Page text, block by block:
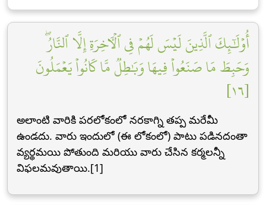
أُوْلَٰٓئِكَ ٱلَّذِينَ لَيۡسَ لَهُمۡ فِي ٱلۡأٓخِرَةِ إِلَّا ٱلنَّارُۖ
وَحَبِطَ مَا صَنَعُواْ فِيهَا وَبَٰطِلٞ مَّا كَانُواْ يَعۡمَلُونَ
[١٦]
అలాంటి వారికి పరలోకంలో నరకాగ్ని తప్ప మరేమీ
ఉండదు. వారు ఇందులో (ఈ లోకంలో) పాటు పడినదంతా
వ్యర్థమయి పోతుంది మరియు వారు చేసిన కర్మలన్నీ
విఫలమవుతాయి.[1]